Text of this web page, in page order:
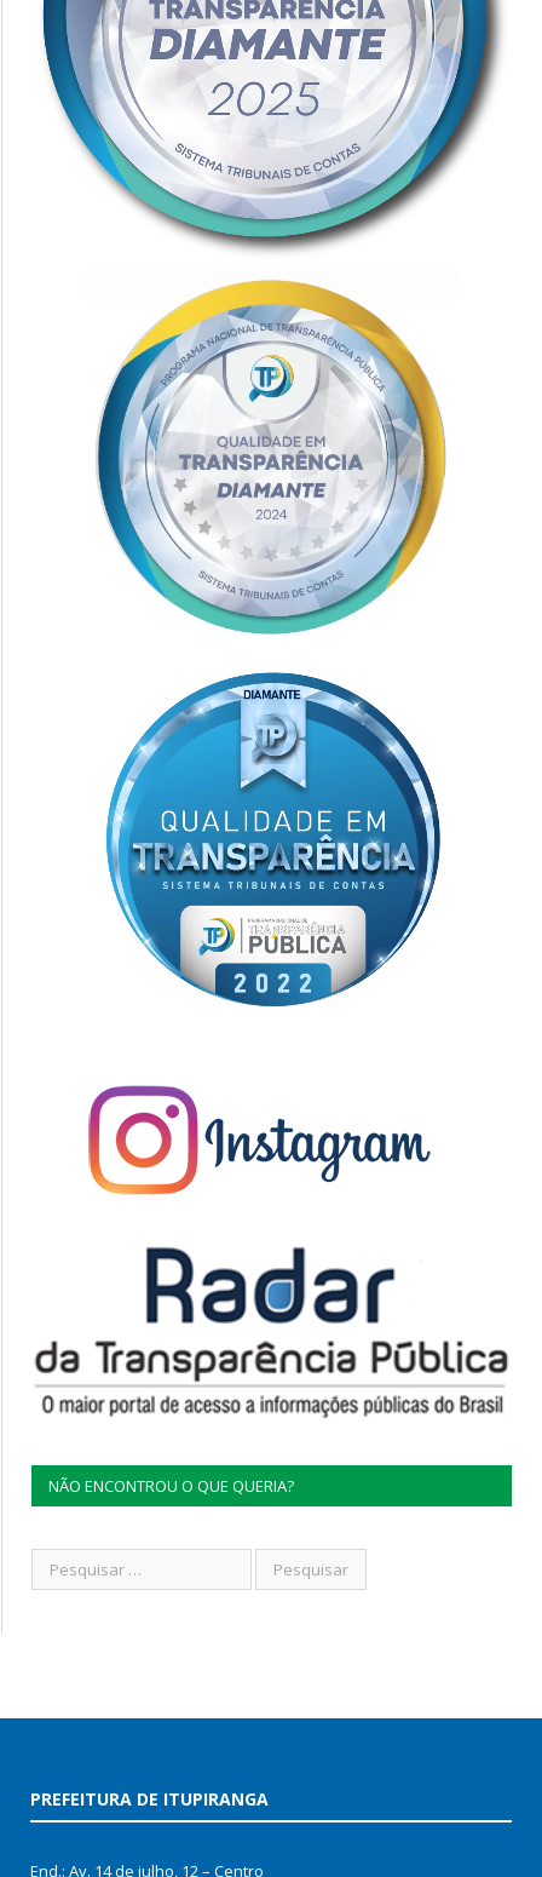
NÃO ENCONTROU O QUE QUERIA?
PREFEITURA DE ITUPIRANGA
End.: Av. 14 de julho, 12 – Centro